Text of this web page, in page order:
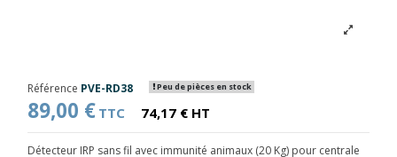
Référence PVE-RD38 Peu de pièces en stock
89,00 € TTC 74,17 € HT
Détecteur IRP sans fil avec immunité animaux (20 Kg) pour centrale